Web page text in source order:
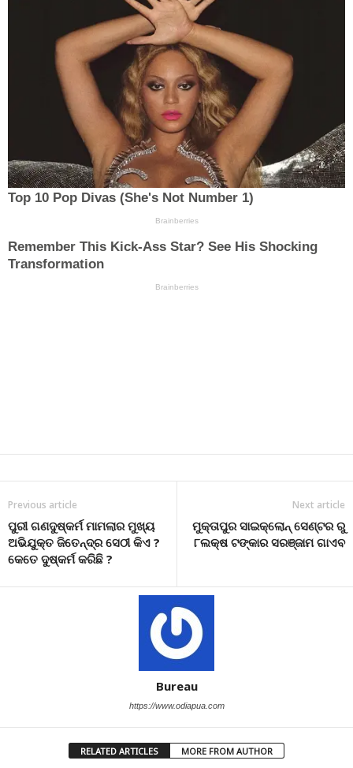
Previous article
ପୁରୀ ଗଣଦୁଷ୍କର୍ମ ମାମଲାର ମୁଖ୍ୟ
ଅଭିଯୁକ୍ତ ଜିତେନ୍ଦ୍ର ସେଠୀ କିଏ ?
କେତେ ଦୁଷ୍କର୍ମ କରିଛି ?
Next article
ମୁକ୍ତାପୁର ସାଇକ୍ଲୋନ୍ ସେଣ୍ଟର ରୁ
୮ଲକ୍ଷ ଟଙ୍କାର ସରଞ୍ଜାମ ଗାଏବ
Bureau
https://www.odiapua.com
RELATED ARTICLES MORE FROM AUTHOR